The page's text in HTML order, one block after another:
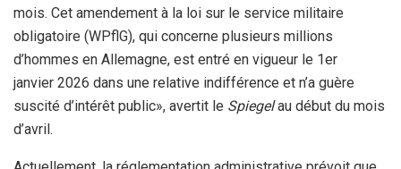
mois. Cet amendement à la loi sur le service militaire
obligatoire (WPflG), qui concerne plusieurs millions
d’hommes en Allemagne, est entré en vigueur le 1er
janvier 2026 dans une relative indifférence et n’a guère
suscité d’intérêt public», avertit le Spiegelau début du mois
d’avril.